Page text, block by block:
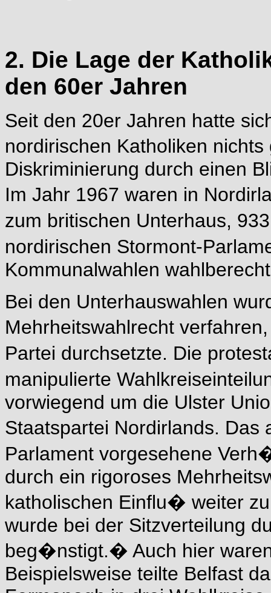
2. Die Lage der
den 60er Jahren
Seit den 20er Jahren hatte
nordirischen Katholiken
Diskriminierung durch einen
Im Jahr 1967 waren in
zum britischen Unterhaus,
nordirischen Stormont-
Kommunalwahlen
Bei den Unterhauswahlen
Mehrheitswahlrecht
Partei durchsetzte. Die
manipulierte
vorwiegend um die Ulster
Staatspartei Nordirlands.
Parlament vorgesehene
durch ein rigoroses
katholischen Einflu� weiter
wurde bei der Sitzverteilung
beg�nstigt.� Auch hier
Beispielsweise teilte Belfast